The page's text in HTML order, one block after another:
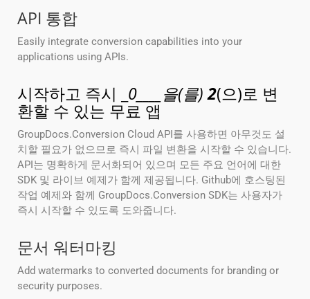
API 통합
Easily integrate conversion capabilities into your
applications using APIs.
시작하고 즉시 _ 0____을(를)2(으)로 변
환할 수 있는 무료 앱
GroupDocs.Conversion Cloud API를 사용하면 아무것도 설
치할 필요가 없으므로 즉시 파일 변환을 시작할 수 있습니다.
API는 명확하게 문서화되어 있으며 모든 주요 언어에 대한
SDK 및 라이브 예제가 함께 제공됩니다. Github에 호스팅된
작업 예제와 함께 GroupDocs.Conversion SDK는 사용자가
즉시 시작할 수 있도록 도와줍니다.
문서 워터마킹
Add watermarks to converted documents for branding or
security purposes.